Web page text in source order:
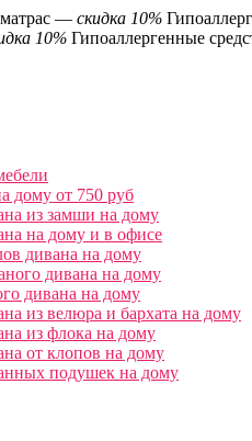
— скидка 10%
10% Гипоаллергенные
дому от 750 руб
из замши на дому
на дому и в офисе
дивана на дому
дивана на дому
дивана на дому
из велюра и бархата на дому
из флока на дому
от клопов на дому
подушек на дому